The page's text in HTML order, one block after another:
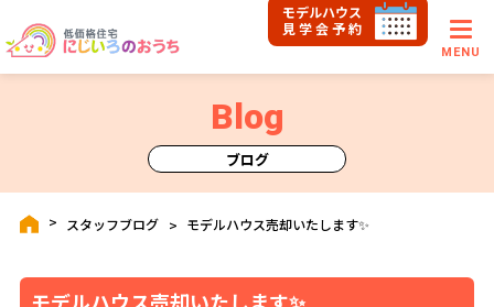
モデルハウス
見学会予約
MENU
ブログ
Blog
スタッフブログ モデルハウス売却いたします✨